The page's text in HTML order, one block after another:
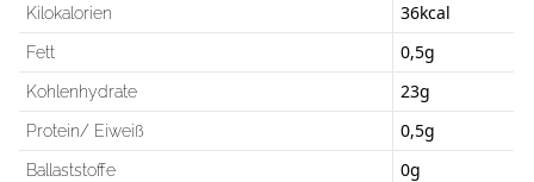
Kilokalorien 36kcal
Fett 0,5g
Kohlenhydrate 23g
Protein/ Eiweiß 0,5g
Ballaststoffe 0g